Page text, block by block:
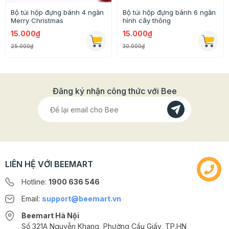
Thông tin chi tiết của sản phẩm
- Chất liệu: Nilon
- Kích thước: 7x 10cm
- Dùng để dựng bánh quy
>>> Xem thêm các mẫu túi đựng bánh kẹo Giáng Sinh
2021 khác ở Beemart
Bộ túi hộp đựng bánh 4 ngăn
Merry Christmas
15.000₫
25.000₫
Bộ túi hộp đựng bánh 6 ngăn
hình cây thông
15.000₫
30.000₫
Đăng ký nhận công thức với Bee
LIÊN HỆ VỚI BEEMART
Hotline: 1900 636 546
Email: support@beemart.vn
Beemart Hà Nội
Số 321A Nguyễn Khang, Phường Cầu Giấy, TP.HN